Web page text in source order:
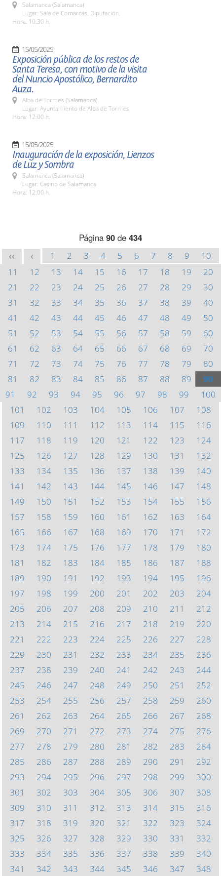
Salamanca (Salamanca)
Lugar: Sala de Comarcas. Diputación.
Hora: 10:30 h.
15/05/2025
Exposición pública de los restos de
Santa Teresa, con motivo de la visita
del Nuncio Apostólico, Bernardito
Auza.
Alba de Tormes (Salamanca)
Lugar: Ayuntamiento de Alba de Tormes
Hora: 12:00 h.
15/05/2025
Inauguración de la exposición, Lienzos
de Luz y Sombra
Salamanca (Salamanca)
Lugar: Casino de Salamanca
Hora: 12:00 h.
Página 90 de 434
<< < 1 2 3 4 5 6 7 8 9
10
11
12 13 14 15 16 17 18 19
20
21
22 23 24 25 26 27 28 29
30
31
32 33 34 35 36 37 38 39
40
41
42 43 44 45 46 47 48 49
50
51
52 53 54 55 56 57 58 59
60
61
62 63 64 65 66 67 68 69
70
71
72 73 74 75 76 77 78 79
80
81
82 83 84 85 86 87 88 89
90
91
92 93 94 95 96 97 98 99
100
101
102 103 104 105 106 107
108
109
110 111 112 113 114 115
116
117
118 119 120 121 122 123
124
125
126 127 128 129 130 131
132
133
134 135 136 137 138 139
140
141
142 143 144 145 146 147
148
149
150 151 152 153 154 155
156
157
158 159 160 161 162 163
164
165
166 167 168 169 170 171
172
173
174 175 176 177 178 179
180
181
182 183 184 185 186 187
188
189
190 191 192 193 194 195
196
197
198 199 200 201 202 203
204
205
206 207 208 209 210 211
212
213
214 215 216 217 218 219
220
221
222 223 224 225 226 227
228
229
230 231 232 233 234 235
236
237
238 239 240 241 242 243
244
245
246 247 248 249 250 251
252
253
254 255 256 257 258 259
260
261
262 263 264 265 266 267
268
269
270 271 272 273 274 275
276
277
278 279 280 281 282 283
284
285
286 287 288 289 290 291
292
293
294 295 296 297 298 299
300
301
302 303 304 305 306 307
308
309
310 311 312 313 314 315
316
317
318 319 320 321 322 323
324
325
326 327 328 329 330 331
332
333
334 335 336 337 338 339
340
341
342 343 344 345 346 347 348